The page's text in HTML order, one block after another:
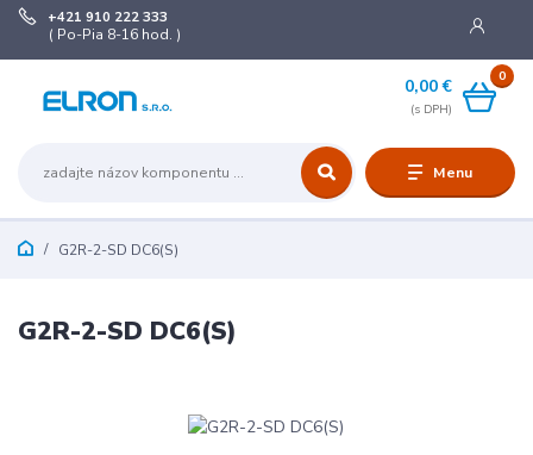
Menu
+421 910 222 333
( Po-Pia 8-16 hod. )
0
0,00 €
G2R-2-SD DC6(S)
G2R-2-SD DC6(S)